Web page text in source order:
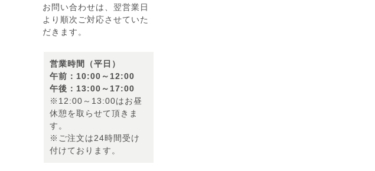
お問い合わせは、翌営業日
より順次ご対応させていた
だきます。
営業時間（平日）
午前：10:00～12:00
午後：13:00～17:00
※12:00～13:00はお昼
休憩を取らせて頂きま
す。
※ご注文は24時間受け
付けております。